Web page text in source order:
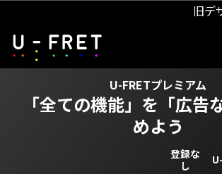
旧デ
U-FRETプレミアム
「全ての機能」を 「広告
めよう
登録な
し